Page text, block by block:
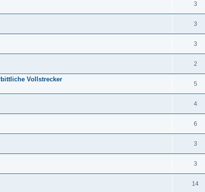
3
3
3
2
Vollstrecker
5
4
6
3
3
14